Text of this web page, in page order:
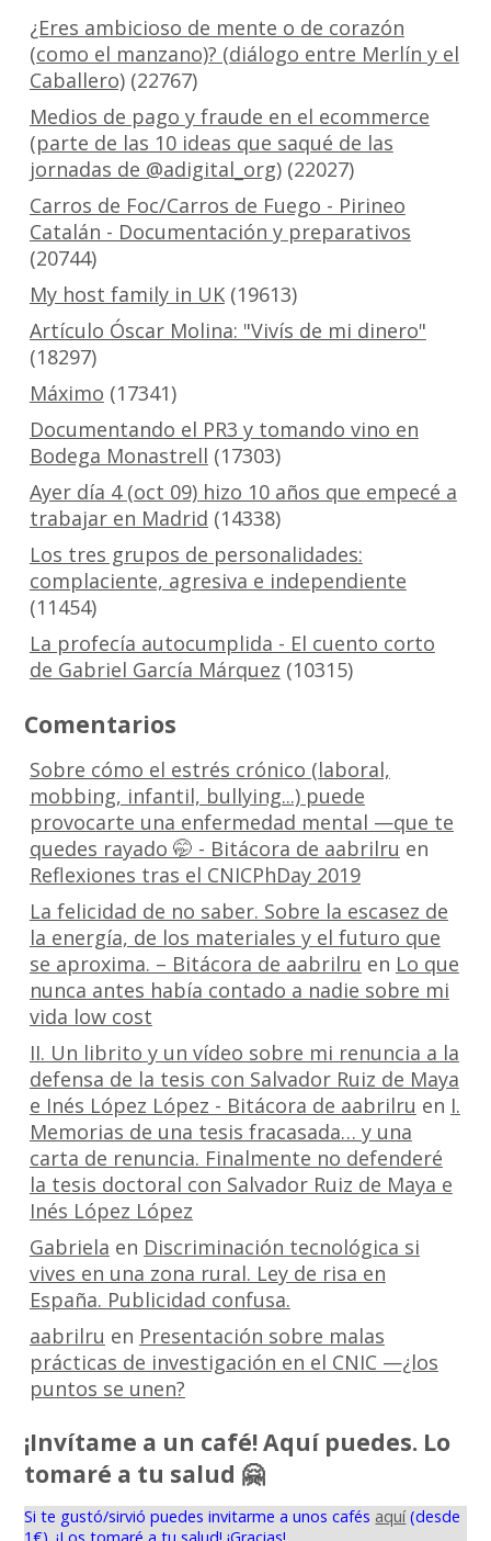
¿Eres ambicioso de mente o de corazón
(como el manzano)? (diálogo entre Merlín y el
Caballero)(22767)
Medios de pago y fraude en el ecommerce
(parte de las 10 ideas que saqué de las
jornadas de @adigital_org)(22027)
Carros de Foc/Carros de Fuego - Pirineo
Catalán - Documentación y preparativos
(20744)
My host family in UK(19613)
Artículo Óscar Molina: "Vivís de mi dinero"
(18297)
Máximo (17341)
Documentando el PR3 y tomando vino en
Bodega Monastrell (17303)
Ayer día 4 (oct 09) hizo 10 años que empecé a
trabajar en Madrid (14338)
Los tres grupos de personalidades:
complaciente, agresiva e independiente
(11454)
La profecía autocumplida - El cuento corto
de Gabriel García Márquez (10315)
Comentarios
Sobre cómo el estrés crónico (laboral,
mobbing, infantil, bullying...) puede
provocarte una enfermedad mental —que te
quedes rayado 🤭 - Bitácora de aabrilru en
Reflexiones tras el CNICPhDay 2019
La felicidad de no saber. Sobre la escasez de
la energía, de los materiales y el futuro que
se aproxima. – Bitácora de aabrilru en Lo que
nunca antes había contado a nadie sobre mi
vida low cost
II. Un librito y un vídeo sobre mi renuncia a la
defensa de la tesis con Salvador Ruiz de Maya
e Inés López López - Bitácora de aabrilru en I.
Memorias de una tesis fracasada… y una
carta de renuncia. Finalmente no defenderé
la tesis doctoral con Salvador Ruiz de Maya e
Inés López López
Gabriela en Discriminación tecnológica si
vives en una zona rural. Ley de risa en
España. Publicidad confusa.
aabrilru en Presentación sobre malas
prácticas de investigación en el CNIC —¿los
puntos se unen?
¡Invítame a un café! Aquí puedes. Lo
tomaré a tu salud 🤗
Si te gustó/sirvió puedes invitarme a unos cafés aquí(desde